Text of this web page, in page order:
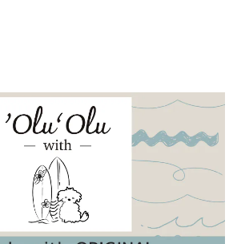
ッド／11.5~12cm
04/27
いとダブらなそうなのを選んでみまし
えました。 ラッピングもとても可愛く、
した！
12/28